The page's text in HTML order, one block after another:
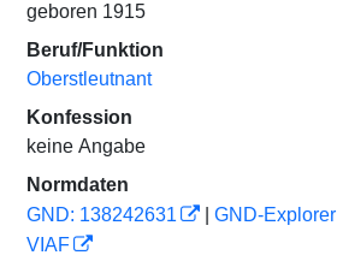
geboren 1915
Beruf/Funktion
Oberstleutnant
Konfession
keine Angabe
Normdaten
GND: 138242631
GND-Explorer
VIAF